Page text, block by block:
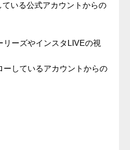
ている公式アカウントからの
リーズやインスタLIVEの視
ーしているアカウントからの